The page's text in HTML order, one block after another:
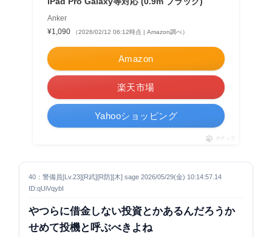
Anker
¥1,090
（2026/02/12 06:12時点 | Amazon調べ）
Amazon
楽天市場
Yahooショッピング
ポチップ
40：警備員[Lv.23][R武][R防][木] sage 2026/05/29(金) 10:14:57.14
ID:qUiVqybI
やつらに借金しない投資とかあるんだろうか
せめて投機と呼ぶべきよね